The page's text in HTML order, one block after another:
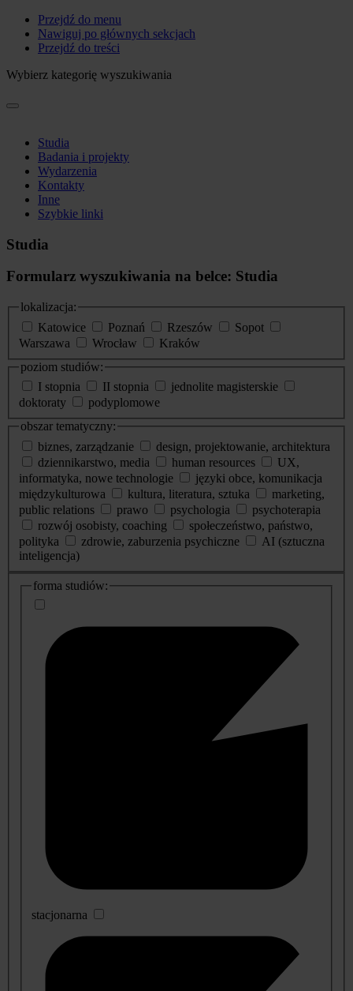
Przejdź do menu
Nawiguj po głównych sekcjach
Przejdź do treści
Wybierz kategorię wyszukiwania
Studia
Badania i projekty
Wydarzenia
Kontakty
Inne
Szybkie linki
Studia
Formularz wyszukiwania na belce: Studia
lokalizacja:
Katowice
Poznań Rzeszów
Sopot
Warszawa
Wrocław
Kraków
poziom studiów:
I stopnia
II stopnia
jednolite magisterskie
doktoraty
podyplomowe
obszar tematyczny:
biznes, zarządzanie
design, projektowanie, architektura
dziennikarstwo, media
human resources
UX,
informatyka, nowe technologie
języki obce, komunikacja
międzykulturowa
kultura, literatura, sztuka
marketing,
public relations
prawo psychologia
psychoterapia
rozwój osobisty, coaching
społeczeństwo, państwo,
polityka
zdrowie, zaburzenia psychiczne
AI (sztuczna
inteligencja)
dodatkowe
informacje
forma studiów:
stacjonarna